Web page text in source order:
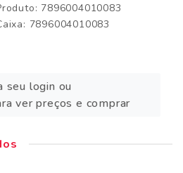
7896004010083
7896004010083
seu login ou
ver preços e comprar